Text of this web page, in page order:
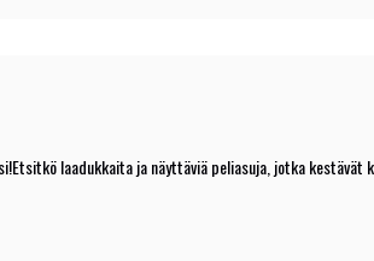
laadukkaita ja näyttäviä peliasuja, jotka kestävät